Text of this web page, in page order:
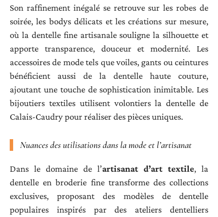
Son raffinement inégalé se retrouve sur les robes de
soirée, les bodys délicats et les créations sur mesure,
où la dentelle fine artisanale souligne la silhouette et
apporte transparence, douceur et modernité. Les
accessoires de mode tels que voiles, gants ou ceintures
bénéficient aussi de la dentelle haute couture,
ajoutant une touche de sophistication inimitable. Les
bijoutiers textiles utilisent volontiers la dentelle de
Calais-Caudry pour réaliser des pièces uniques.
Nuances des utilisations dans la mode et l’artisanat
Dans le domaine de l’artisanat d’art textile, la
dentelle en broderie fine transforme des collections
exclusives, proposant des modèles de dentelle
populaires inspirés par des ateliers dentelliers